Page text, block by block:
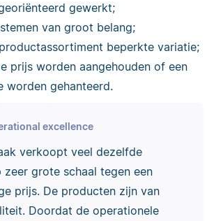
gewerkt;
van groot belang;
beperkte variatie;
prijs worden aangehouden of een
worden gehanteerd.
excellence
verkoopt veel dezelfde
grote schaal tegen een
prijs. De producten zijn van
Doordat de operationele